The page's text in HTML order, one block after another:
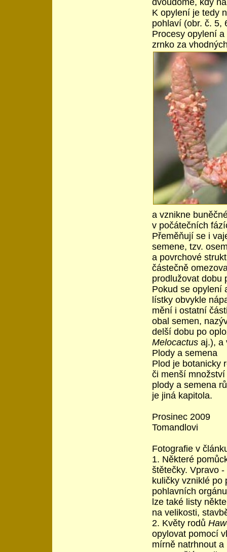
dvoudomé, kdy
K opylení je tedy
pohlaví (obr. č. 5,
Procesy opylení
zrnko za
a vznikne
v počátečních
Přeměňují se i
semene, tzv.
a povrchové
částečně
prodlužovat dobu
Pokud se opylení
lístky obvykle
mění i ostatní
obal semen,
delší dobu po
Melocactusaj.), a
Plody a semena
Plod je botanicky
či menší
plody a semena
je jiná kapitola.
Tomandlovi
Fotografie v
1. Některé
štětečky. Vpravo
kuličky vzniklé po
pohlavních
lze také listy
na velikosti,
2. Květy rodů
opylovat pomocí
mírně natrhnout